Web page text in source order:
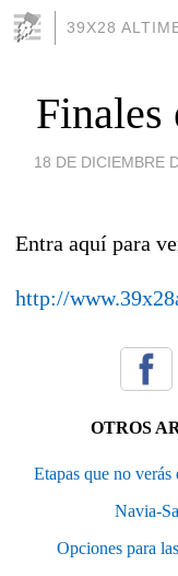
39X28
Finales
18 DE DICIEMBRE
Entra aquí para
http://
OTROS
Etapas que no
Navia-
Opciones para